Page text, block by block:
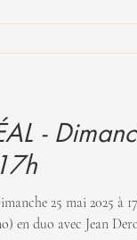
-
17h
2025 à 17h DUO DOMINICAUX
en duo avec Jean